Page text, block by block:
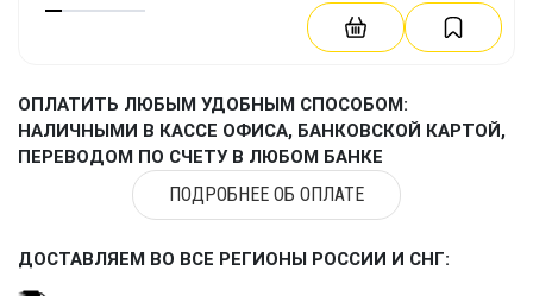
ОПЛАТИТЬ ЛЮБЫМ УДОБНЫМ СПОСОБОМ:
НАЛИЧНЫМИ В КАССЕ ОФИСА, БАНКОВСКОЙ КАРТОЙ,
ПЕРЕВОДОМ ПО СЧЕТУ В ЛЮБОМ БАНКЕ
ПОДРОБНЕЕ ОБ ОПЛАТЕ
ДОСТАВЛЯЕМ ВО ВСЕ РЕГИОНЫ РОССИИ И СНГ: